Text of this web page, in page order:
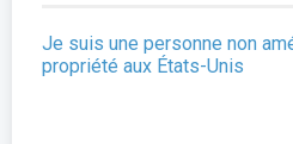
Je suis une personne non
propriété aux États-Unis